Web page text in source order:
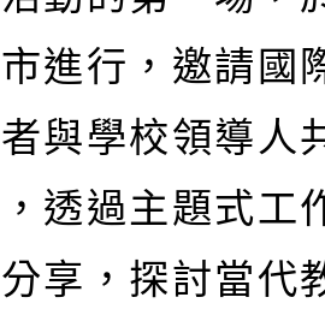
進行，邀請國
與學校領導人
透過主題式工
享，探討當代